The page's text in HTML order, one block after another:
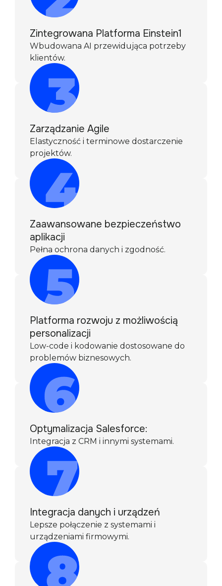
Zintegrowana Platforma Einstein1
Wbudowana AI przewidująca potrzeby
klientów.
Zarządzanie Agile
Elastyczność i terminowe dostarczenie
projektów.
Zaawansowane bezpieczeństwo
aplikacji
Pełna ochrona danych i zgodność.
Platforma rozwoju z możliwością
personalizacji
Low-code i kodowanie dostosowane do
problemów biznesowych.
Optymalizacja Salesforce:
Integracja z CRM i innymi systemami.
Integracja danych i urządzeń
Lepsze połączenie z systemami i
urządzeniami firmowymi.